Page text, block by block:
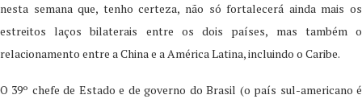
nesta semana que, tenho certeza, não só fortalecerá ainda mais os
estreitos laços bilaterais entre os dois países, mas também o
relacionamento entre a China e a América Latina, incluindo o Caribe.
O 39º chefe de Estado e de governo do Brasil (o país sul-americano é